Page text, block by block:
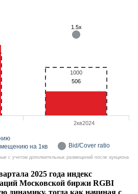
506
1000
1.5x
2кв2024
с учетом дополнительных размещений после аукциона
на 1кв
Bid/Cover ratio
2025 года индекс
Московской биржи RGBI
динамику, тогда как начиная с